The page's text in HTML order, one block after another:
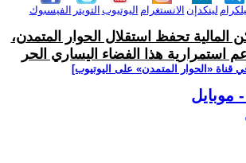
الفيسبوك التويتر اليوتيوب الانستغرام لينكدإن
المالية تحفظ استقلال الحوار المتمدن،
استمرارية هذا الفضاء اليساري الحر
قناة ‫«الحوار المتمدن» على اليوتيوب]
موبايل